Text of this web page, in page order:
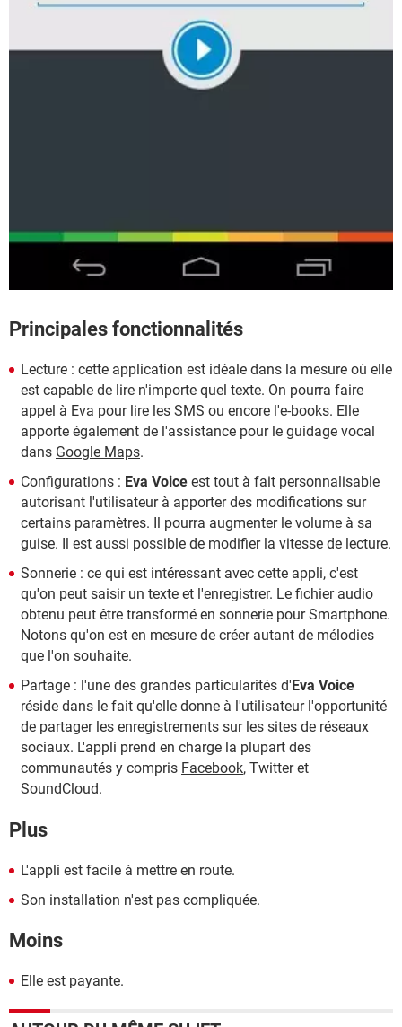
Principales fonctionnalités
Lecture : cette application est idéale dans la mesure où elle
est capable de lire n'importe quel texte. On pourra faire
appel à Eva pour lire les SMS ou encore l'e-books. Elle
apporte également de l'assistance pour le guidage vocal
dans Google Maps.
Configurations : Eva Voice est tout à fait personnalisable
autorisant l'utilisateur à apporter des modifications sur
certains paramètres. Il pourra augmenter le volume à sa
guise. Il est aussi possible de modifier la vitesse de lecture.
Sonnerie : ce qui est intéressant avec cette appli, c'est
qu'on peut saisir un texte et l'enregistrer. Le fichier audio
obtenu peut être transformé en sonnerie pour Smartphone.
Notons qu'on est en mesure de créer autant de mélodies
que l'on souhaite.
Partage : l'une des grandes particularités d' Eva Voice
réside dans le fait qu'elle donne à l'utilisateur l'opportunité
de partager les enregistrements sur les sites de réseaux
sociaux. L'appli prend en charge la plupart des
communautés y compris Facebook, Twitter et
SoundCloud.
Plus
L'appli est facile à mettre en route.
Son installation n'est pas compliquée.
Moins
Elle est payante.